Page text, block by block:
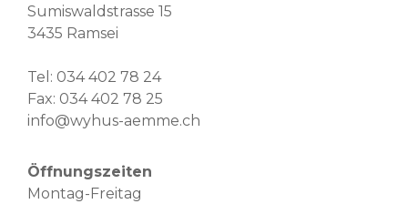
Sumiswaldstrasse 15
3435 Ramsei
Tel: 034 402 78 24
Fax: 034 402 78 25
info@wyhus-aemme.ch
Öffnungszeiten
Montag-Freitag